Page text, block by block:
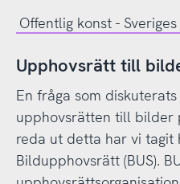
Offentlig konst -
Upphovsrätt till
En fråga som
upphovsrätten till bilder
reda ut detta har vi tagit
Bildupphovsrätt (BUS).